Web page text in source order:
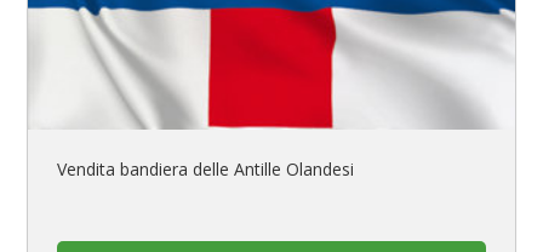
Vendita bandiera delle Antille Olandesi